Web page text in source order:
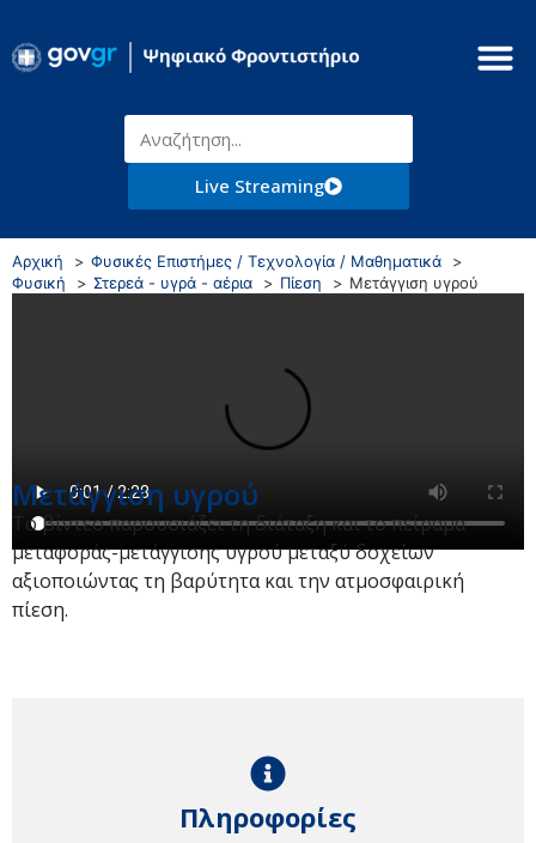
Live Streaming
Αρχική
Φυσικές Επιστήμες / Τεχνολογία / Μαθηματικά
Φυσική
Στερεά - υγρά - αέρια Πίεση Μετάγγιση υγρού
Μετάγγιση υγρού
Το βίντεο παρουσιάζει τη διάταξη και το πείραμα
μεταφοράς-μετάγγισης υγρού μεταξύ δοχείων
αξιοποιώντας τη βαρύτητα και την ατμοσφαιρική
πίεση.
Πληροφορίες